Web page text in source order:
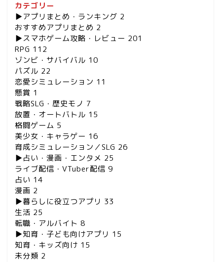
カテゴリー
▶︎アプリまとめ・ランキング 2
おすすめアプリまとめ 2
▶︎スマホゲーム攻略・レビュー 201
RPG 112
ゾンビ・サバイバル 10
パズル 22
恋愛シミュレーション 11
懸賞 1
戦略SLG・歴史モノ 7
放置・オートバトル 15
格闘ゲーム 5
美少女・キャラゲー 16
育成シミュレーション／SLG 26
▶︎占い・漫画・エンタメ 25
ライブ配信・VTuber配信 9
占い 14
漫画 2
▶︎暮らしに役立つアプリ 33
生活 25
転職・アルバイト 8
▶︎知育・子ども向けアプリ 15
知育・キッズ向け 15
未分類 2